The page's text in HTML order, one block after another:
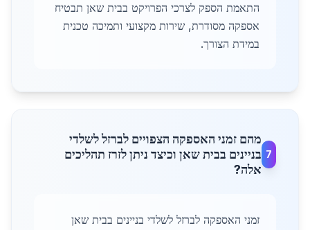
התאמת הספק לצרכי הפרויקט בבית שאן תבטיח
אספקה מסודרת, שירות מקצועי ותמיכה טכנית
במידת הצורך.
7
מהם זמני האספקה הצפויים לברזל לשלדי
בניינים בבית שאן וכיצד ניתן לזרז תהליכים
אלה?
זמני האספקה לברזל לשלדי בניינים בבית שאן